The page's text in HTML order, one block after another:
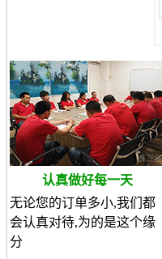
认真做好每一天
无论您的订单多小,我们都
会认真对待,为的是这个缘
分